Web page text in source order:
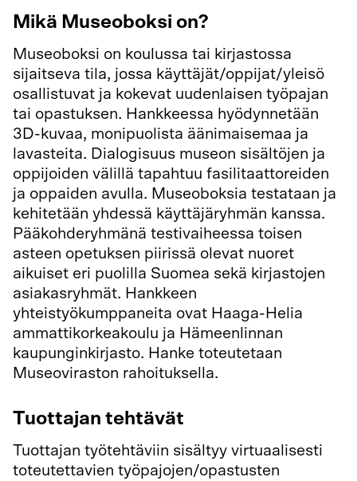
Mikä Museoboksi on?
Museoboksi on koulussa tai kirjastossa
sijaitseva tila, jossa käyttäjät/oppijat/yleisö
osallistuvat ja kokevat uudenlaisen työpajan
tai opastuksen. Hankkeessa hyödynnetään
3D-kuvaa, monipuolista äänimaisemaa ja
lavasteita. Dialogisuus museon sisältöjen ja
oppijoiden välillä tapahtuu fasilitaattoreiden
ja oppaiden avulla. Museoboksia testataan ja
kehitetään yhdessä käyttäjäryhmän kanssa.
Pääkohderyhmänä testivaiheessa toisen
asteen opetuksen piirissä olevat nuoret
aikuiset eri puolilla Suomea sekä kirjastojen
asiakasryhmät. Hankkeen
yhteistyökumppaneita ovat Haaga-Helia
ammattikorkeakoulu ja Hämeenlinnan
kaupunginkirjasto. Hanke toteutetaan
Museoviraston rahoituksella.
Tuottajan tehtävät
Tuottajan työtehtäviin sisältyy virtuaalisesti
toteutettavien työpajojen/opastusten